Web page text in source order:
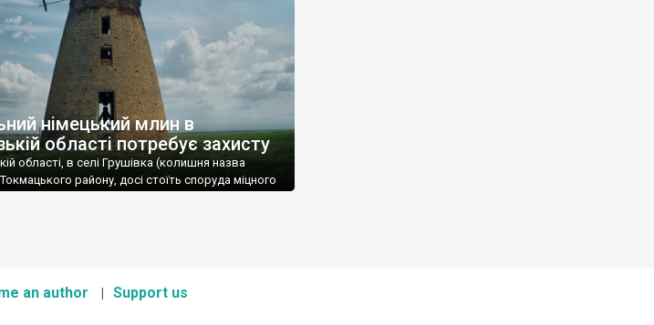
залізниці. […]
німецький млин в
області потребує захисту
області, в селі Грушівка (колишня назва
району, досі стоїть споруда міцного
an author Support us